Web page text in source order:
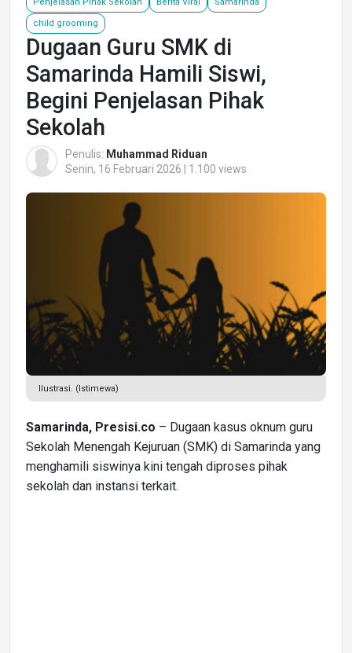
child grooming
Dugaan Guru SMK di
Samarinda Hamili Siswi,
Begini Penjelasan Pihak
Sekolah
Penulis: Muhammad Riduan
Senin, 16 Februari 2026 | 1.100 views
Ilustrasi. (Istimewa)
Samarinda, Presisi.co – Dugaan kasus oknum guru
Sekolah Menengah Kejuruan (SMK) di Samarinda yang
menghamili siswinya kini tengah diproses pihak
sekolah dan instansi terkait.